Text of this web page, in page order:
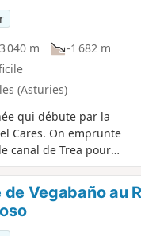
du Refuge de
le 05/08/2023,
à l'étude pour
Cependant,
(l'étape
Attention
engager dans ce
Une magnifique
Pics d'Europe.
de roche
offrent un
Pics acérés,
dénivelés
profonds. Vous y
040 m
-1 682 m
(Asturies)
qui débute par la
Cares. On emprunte
canal de Trea pour
Ario où se trouve le
de Vegabaño au